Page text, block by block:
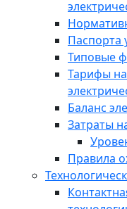
Паспорта
Типовые
Тарифы
Баланс
Затраты
Правила